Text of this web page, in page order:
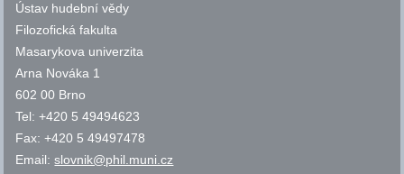
Ústav hudební vědy
Filozofická fakulta
Masarykova univerzita
Arna Nováka 1
602 00 Brno
Tel: +420 5 49494623
Fax: +420 5 49497478
Email:slovnik@phil.muni.cz